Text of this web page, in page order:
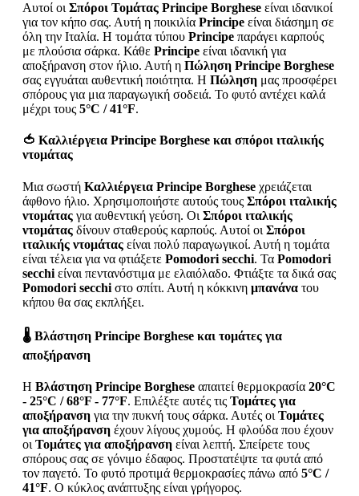
Αυτοί οι Σπόροι Τομάτας Principe Borghese είναι ιδανικοί
για τον κήπο σας. Αυτή η ποικιλία Principe είναι διάσημη σε
όλη την Ιταλία. Η τομάτα τύπου Principe παράγει καρπούς
με πλούσια σάρκα. Κάθε Principe είναι ιδανική για
αποξήρανση στον ήλιο. Αυτή η Πώληση Principe Borghese
σας εγγυάται αυθεντική ποιότητα. Η Πώληση μας προσφέρει
σπόρους για μια παραγωγική σοδειά. Το φυτό αντέχει καλά
μέχρι τους 5°C / 41°F.
🍅 Καλλιέργεια Principe Borghese και σπόροι ιταλικής
ντομάτας
Μια σωστή Καλλιέργεια Principe Borghese χρειάζεται
άφθονο ήλιο. Χρησιμοποιήστε αυτούς τους Σπόροι ιταλικής
ντομάτας για αυθεντική γεύση. Οι Σπόροι ιταλικής
ντομάτας δίνουν σταθερούς καρπούς. Αυτοί οι Σπόροι
ιταλικής ντομάτας είναι πολύ παραγωγικοί. Αυτή η τομάτα
είναι τέλεια για να φτιάξετε Pomodori secchi. Τα Pomodori
secchi είναι πεντανόστιμα με ελαιόλαδο. Φτιάξτε τα δικά σας
Pomodori secchi στο σπίτι. Αυτή η κόκκινη μπανάνα του
κήπου θα σας εκπλήξει.
🌡️ Βλάστηση Principe Borghese και τομάτες για
αποξήρανση
Η Βλάστηση Principe Borghese απαιτεί θερμοκρασία 20°C
- 25°C / 68°F - 77°F. Επιλέξτε αυτές τις Τομάτες για
αποξήρανση για την πυκνή τους σάρκα. Αυτές οι Τομάτες
για αποξήρανση έχουν λίγους χυμούς. Η φλούδα που έχουν
οι Τομάτες για αποξήρανση είναι λεπτή. Σπείρετε τους
σπόρους σας σε γόνιμο έδαφος. Προστατέψτε τα φυτά από
τον παγετό. Το φυτό προτιμά θερμοκρασίες πάνω από 5°C /
41°F. Ο κύκλος ανάπτυξης είναι γρήγορος.